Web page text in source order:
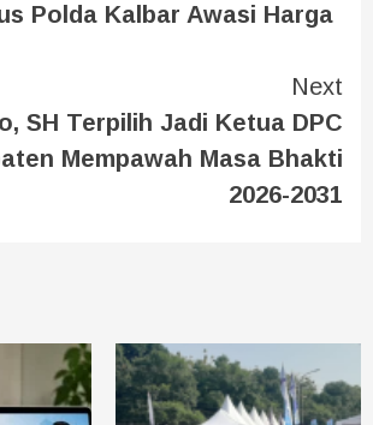
Polda Kalbar Awasi Harga
Next
SH Terpilih Jadi Ketua DPC
Mempawah Masa Bhakti
2026-2031